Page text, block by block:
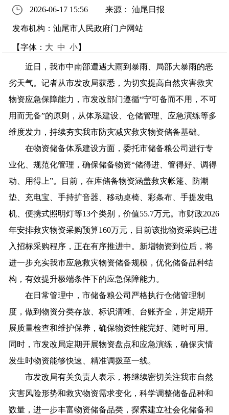
2026-06-17 15:56 来源： 汕尾日报
发布机构：汕尾市人民政府门户网站
【字体： 大 中 小】
近日，我市中南部遭遇大雨到暴雨、局部大暴雨的恶
劣天气。记者从市发改局获悉，为切实提高自然灾害救灾
物资应急保障能力，市发改部门遵循“宁可备而不用，不可
用而无备”的原则，从体系建设、仓储管理、应急演练等多
维度发力，持续夯实我市防灾减灾救灾物资储备基础。
在物资储备体系建设方面，委托市储备粮公司进行专
业化、规范化管理，确保储备物资“储得进、管得好、调得
动、用得上”。目前，在库储备物资涵盖救灾帐篷、防潮
垫、充电宝、手持扩音器、移动桌椅、彩条布、手提发电
机、便携式照明灯等13个类别，价值55.7万元。市财政2026
年安排救灾物资采购预算160万元，目前该批物资采购已进
入招标采购程序，正在有序推进中。新增物资到位后，将
进一步充实我市应急救灾物资储备规模，优化储备品种结
构，有效提升极端条件下的应急保障能力。
在日常管理中，市储备粮公司严格执行仓储管理制
度，做到物资分类存放、标识清晰、台账齐全，并定期开
展质量检查和维护保养，确保物资性能完好、随时可用。
同时，市发改局定期开展物资盘点和应急演练，确保灾情
发生时物资能够快速、精准调拨至一线。
市发改局有关负责人表示，将继续密切关注我市自然
灾害风险形势和救灾物资需求变化，科学调整储备品种和
数量，进一步丰富物资储备品类，探索建立社会化储备和